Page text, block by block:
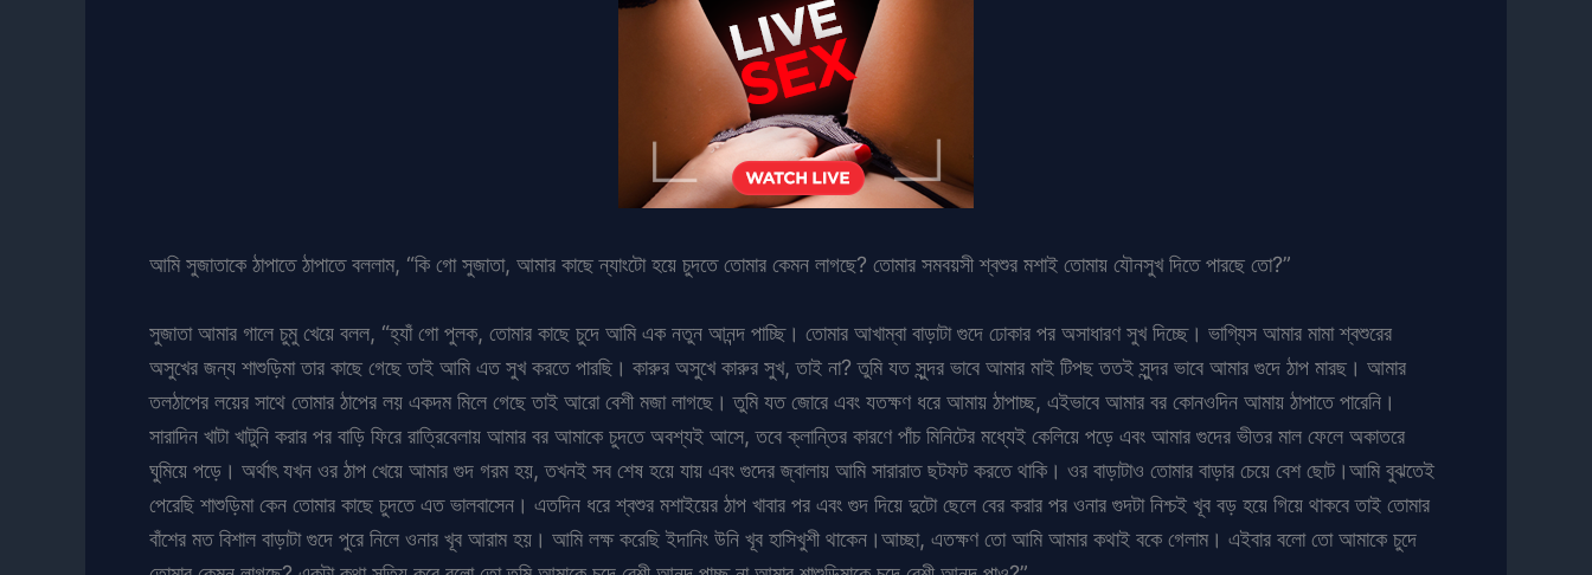
আমি সুজাতাকে ঠাপাতে ঠাপাতে বললাম, “কি গো সুজাতা, আমার কাছে ন্যাংটো হয়ে চুদতে তোমার কেমন লাগছে? তোমার সমবয়সী শ্বশুর মশাই তোমায় যৌনসুখ দিতে পারছে তো?”
সুজাতা আমার গালে চুমু খেয়ে বলল, “হ্যাঁ গো পুলক, তোমার কাছে চুদে আমি এক নতুন আনন্দ পাচ্ছি। তোমার আখাম্বা বাড়াটা গুদে ঢোকার পর অসাধারণ সুখ দিচ্ছে। ভাগ্যিস আমার মামা শ্বশুরের
অসুখের জন্য শাশুড়িমা তার কাছে গেছে তাই আমি এত সুখ করতে পারছি। কারুর অসুখে কারুর সুখ, তাই না? তুমি যত সুন্দর ভাবে আমার মাই টিপছ ততই সুন্দর ভাবে আমার গুদে ঠাপ মারছ। আমার
তলঠাপের লয়ের সাথে তোমার ঠাপের লয় একদম মিলে গেছে তাই আরো বেশী মজা লাগছে। তুমি যত জোরে এবং যতক্ষণ ধরে আমায় ঠাপাচ্ছ, এইভাবে আমার বর কোনওদিন আমায় ঠাপাতে পারেনি।
সারাদিন খাটা খাটুনি করার পর বাড়ি ফিরে রাত্রিবেলায় আমার বর আমাকে চুদতে অবশ্যই আসে, তবে ক্লান্তির কারণে পাঁচ মিনিটের মধ্যেই কেলিয়ে পড়ে এবং আমার গুদের ভীতর মাল ফেলে অকাতরে
ঘুমিয়ে পড়ে। অর্থাৎ যখন ওর ঠাপ খেয়ে আমার গুদ গরম হয়, তখনই সব শেষ হয়ে যায় এবং গুদের জ্বালায় আমি সারারাত ছটফট করতে থাকি। ওর বাড়াটাও তোমার বাড়ার চেয়ে বেশ ছোট।আমি বুঝতেই
পেরেছি শাশুড়িমা কেন তোমার কাছে চুদতে এত ভালবাসেন। এতদিন ধরে শ্বশুর মশাইয়ের ঠাপ খাবার পর এবং গুদ দিয়ে দুটো ছেলে বের করার পর ওনার গুদটা নিশ্চই খূব বড় হয়ে গিয়ে থাকবে তাই তোমার
বাঁশের মত বিশাল বাড়াটা গুদে পুরে নিলে ওনার খূব আরাম হয়। আমি লক্ষ করেছি ইদানিং উনি খূব হাসিখুশী থাকেন।আচ্ছা, এতক্ষণ তো আমি আমার কথাই বকে গেলাম। এইবার বলো তো আমাকে চুদে